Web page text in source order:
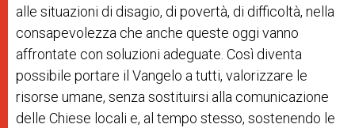
alle situazioni di disagio, di povertà, di difficoltà, nella
consapevolezza che anche queste oggi vanno
affrontate con soluzioni adeguate. Così diventa
possibile portare il Vangelo a tutti, valorizzare le
risorse umane, senza sostituirsi alla comunicazione
delle Chiese locali e, al tempo stesso, sostenendo le